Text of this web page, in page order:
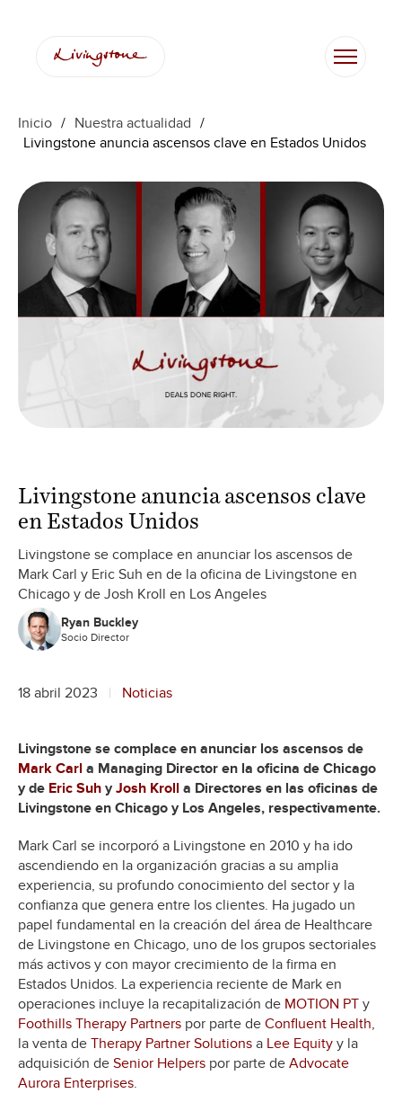
contenido
Inicio / Nuestra actualidad /
Livingstone anuncia ascensos clave en Estados Unidos
Livingstone anuncia ascensos clave
en Estados Unidos
Livingstone se complace en anunciar los ascensos de
Mark Carl y Eric Suh en de la oficina de Livingstone en
Chicago y de Josh Kroll en Los Angeles
Ryan Buckley
Socio Director
18 abril 2023 Noticias
Livingstone se complace en anunciar los ascensos de
Mark Carl a Managing Director en la oficina de Chicago
y de Eric Suh yJosh Kroll a Directores en las oficinas de
Livingstone en Chicago y Los Angeles, respectivamente.
Mark Carl se incorporó a Livingstone en 2010 y ha ido
ascendiendo en la organización gracias a su amplia
experiencia, su profundo conocimiento del sector y la
confianza que genera entre los clientes. Ha jugado un
papel fundamental en la creación del área de Healthcare
de Livingstone en Chicago, uno de los grupos sectoriales
más activos y con mayor crecimiento de la firma en
Estados Unidos. La experiencia reciente de Mark en
operaciones incluye la recapitalización de MOTION PT y
Foothills Therapy Partners por parte de Confluent Health,
la venta de Therapy Partner Solutions a Lee Equity y la
adquisición de Senior Helpers por parte de Advocate
Aurora Enterprises.